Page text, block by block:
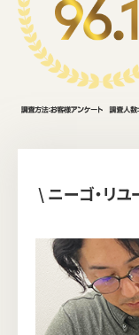
\ ニーゴ・リユ